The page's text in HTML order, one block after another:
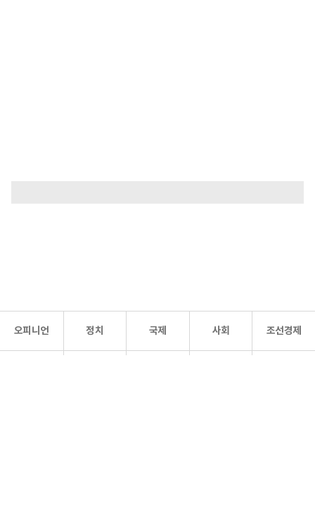
오피니언 정치 국제 사회 조선경제